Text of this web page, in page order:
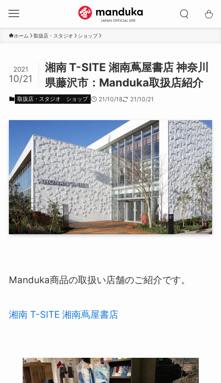
ホーム 取扱店・スタジオ ショップ
湘南 T-SITE 湘南蔦屋書店 神奈川
県藤沢市：Manduka取扱店紹介
2021
10/21
取扱店・スタジオ ショップ 21/10/18 21/10/21
Manduka商品の取扱い店舗のご紹介です。
湘南 T-SITE 湘南蔦屋書店